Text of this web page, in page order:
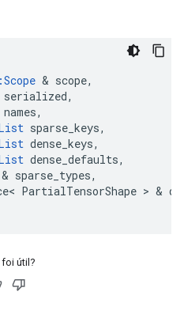
Scope & scope,
serialized,
names,
sparse_keys,
dense_keys,
dense_defaults,
& sparse_types,
< PartialTensorShape > &
útil?